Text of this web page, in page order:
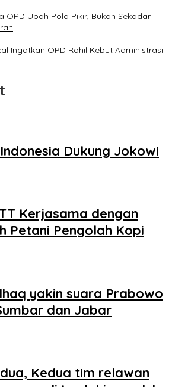
OPD Ubah Pola Pikir, Bukan Sekadar
Ingatkan OPD Rohil Kebut Administrasi
Dukung Jokowi
Kerjasama dengan
Petani Pengolah Kopi
yakin suara Prabowo
dan Jabar
Kedua tim relawan